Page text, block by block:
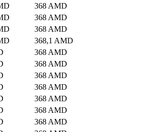
368 AMD
368 AMD
368 AMD
368,1 AMD
368 AMD
368 AMD
368 AMD
368 AMD
368 AMD
368 AMD
368 AMD